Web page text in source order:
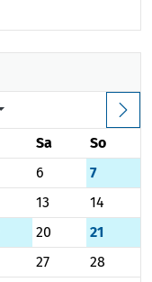
Sa
So
6
7
13
14
20
21
27
28